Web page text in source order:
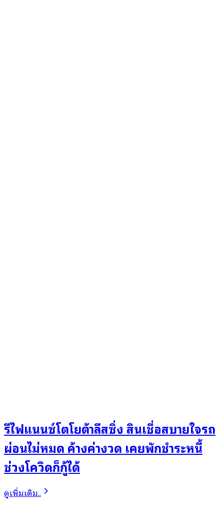
รีไฟแนนซ์โตโยต้าลีสซิ่ง สินเชื่อสบายใจรถ
ผ่อนไม่หมด ค้างค่างวด เคยพักชำระหนี้
ช่วงโควิดก็กู้ได้
ดูเพิ่มเติม..